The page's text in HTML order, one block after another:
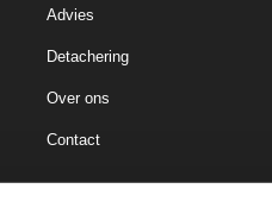
Advies
Detachering
Over ons
Contact